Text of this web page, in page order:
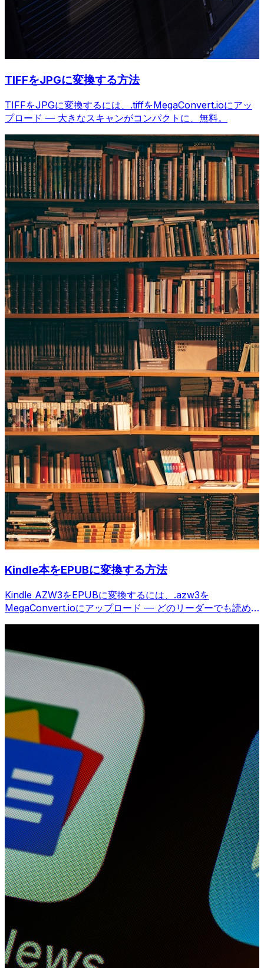
TIFFをJPGに変換する方法
TIFFをJPGに変換するには、.tiffをMegaConvert.ioにアッ
プロード — 大きなスキャンがコンパクトに、無料。
Kindle本をEPUBに変換する方法
Kindle AZW3をEPUBに変換するには、.azw3を
MegaConvert.ioにアップロード — どのリーダーでも読め